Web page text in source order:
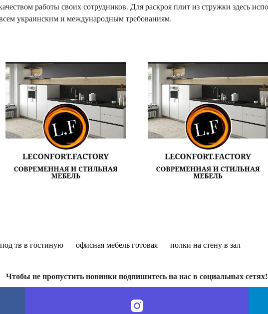
работы своих сотрудников. Для раскроя плит из стружки здесь
украинским и международным требованиям.
тв в гостиную офисная мебель готовая полки на стену в зал
Чтобы не пропустить новинки подпишитесь на нас в социальных сетях!